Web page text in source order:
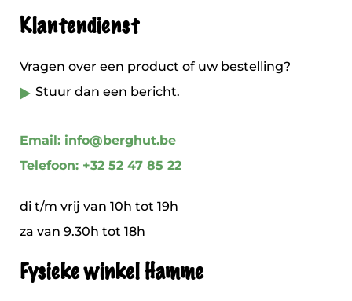
Klantendienst
Vragen over een product of uw bestelling?
Stuur dan een bericht.
Email: info@berghut.be
Telefoon: +32 52 47 85 22
di t/m vrij van 10h tot 19h
za van 9.30h tot 18h
Fysieke winkel Hamme